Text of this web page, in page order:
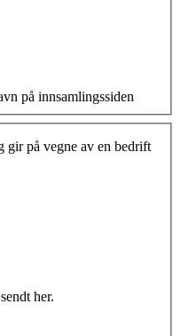
på innsamlingssiden
gir på vegne av en bedrift
her.